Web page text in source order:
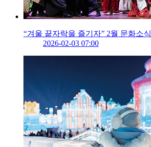
“겨울 끝자락을 즐기자” 2월 문화소식
2026-02-03 07:00